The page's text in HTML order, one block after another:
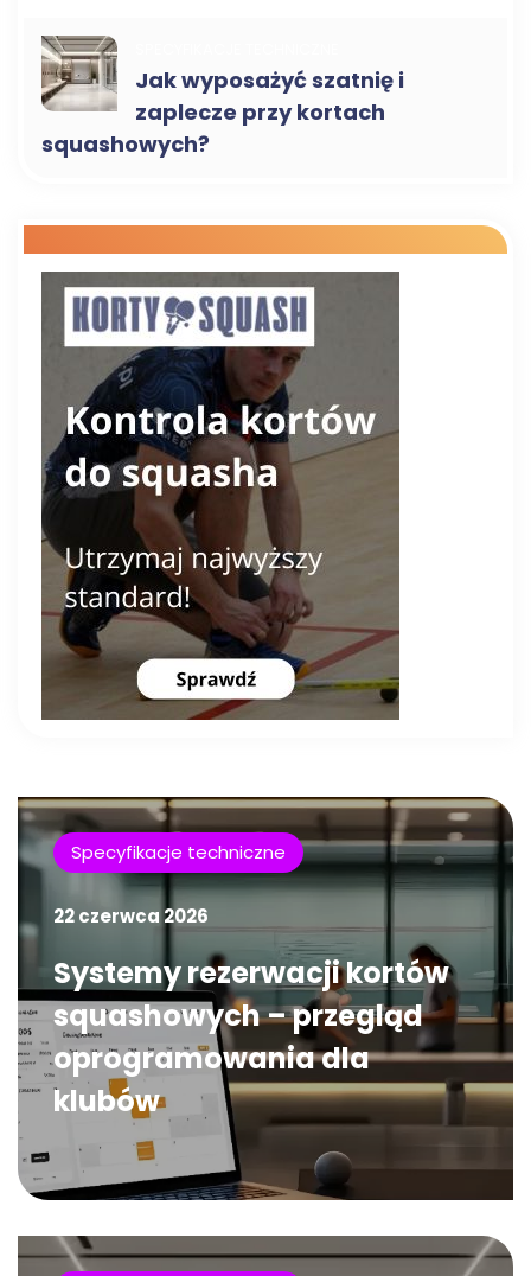
Jak wyposażyć szatnię i
zaplecze przy kortach
squashowych?
Specyfikacje techniczne
22 czerwca 2026
Systemy rezerwacji kortów
squashowych – przegląd
oprogramowania dla
klubów